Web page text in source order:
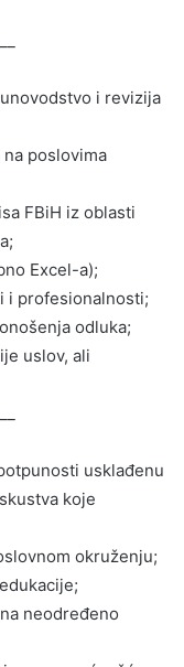
i revizija
poslovima
FBiH iz oblasti
Excel-a);
i profesionalnosti;
odluka;
uslov, ali
usklađenu
koje
okruženju;
neodređeno